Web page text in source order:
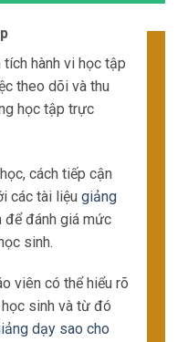
hành vi học tập
theo dõi và thu
học tập trực
cách tiếp cận
các tài liệu giảng
để đánh giá mức
sinh.
viên có thể hiểu rõ
sinh và từ đó
dạy sao cho